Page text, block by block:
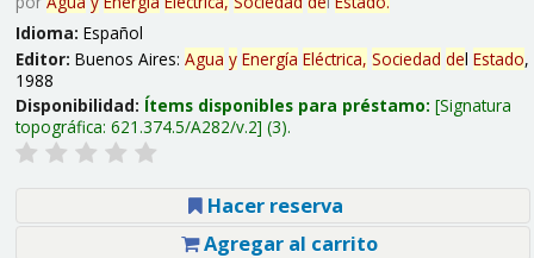
Idioma: Español
Editor: Buenos Aires: Agua y Energía Eléctrica, Sociedad del Estado,
1988
Disponibilidad: Ítems disponibles para préstamo: Signatura
topográfica: 621.374.5/A282/v.2 (3).
Hacer reserva
Agregar al carrito